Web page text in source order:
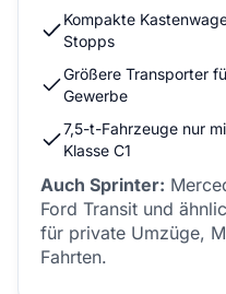
Kompakte
Stopps
Größere Transporter
Gewerbe
7,5-t-Fahrzeuge nur
Klasse C1
Auch Sprinter:
Ford Transit und
für private Umzüge,
Fahrten.